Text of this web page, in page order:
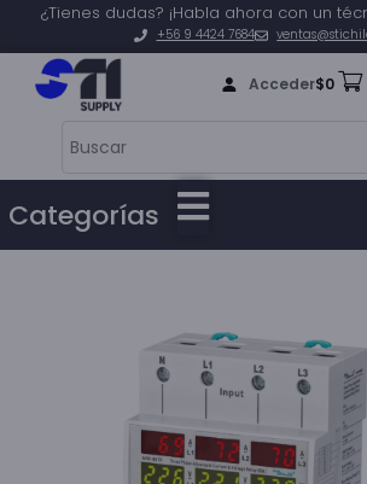
¿Tienes dudas? ¡Habla ahora con un
+56 9 4424 7684
Acceder$0
Categorías